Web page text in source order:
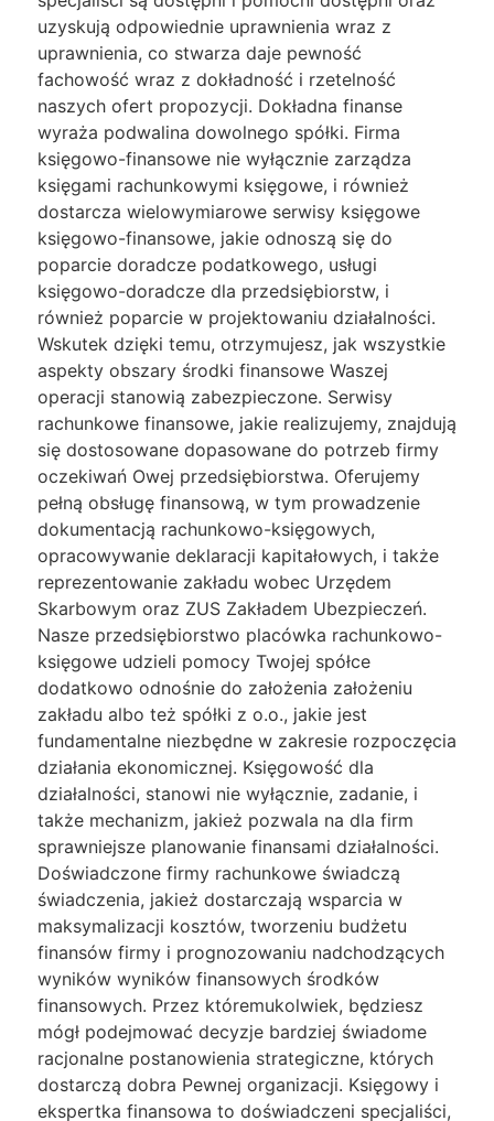
uzyskują odpowiednie uprawnienia wraz z
uprawnienia, co stwarza daje pewność
fachowość wraz z dokładność i rzetelność
naszych ofert propozycji. Dokładna finanse
wyraża podwalina dowolnego spółki. Firma
księgowo-finansowe nie wyłącznie zarządza
księgami rachunkowymi księgowe, i również
dostarcza wielowymiarowe serwisy księgowe
księgowo-finansowe, jakie odnoszą się do
poparcie doradcze podatkowego, usługi
księgowo-doradcze dla przedsiębiorstw, i
również poparcie w projektowaniu działalności.
Wskutek dzięki temu, otrzymujesz, jak wszystkie
aspekty obszary środki finansowe Waszej
operacji stanowią zabezpieczone. Serwisy
rachunkowe finansowe, jakie realizujemy, znajdują
się dostosowane dopasowane do potrzeb firmy
oczekiwań Owej przedsiębiorstwa. Oferujemy
pełną obsługę finansową, w tym prowadzenie
dokumentacją rachunkowo-księgowych,
opracowywanie deklaracji kapitałowych, i także
reprezentowanie zakładu wobec Urzędem
Skarbowym oraz ZUS Zakładem Ubezpieczeń.
Nasze przedsiębiorstwo placówka rachunkowo-
księgowe udzieli pomocy Twojej spółce
dodatkowo odnośnie do założenia założeniu
zakładu albo też spółki z o.o., jakie jest
fundamentalne niezbędne w zakresie rozpoczęcia
działania ekonomicznej. Księgowość dla
działalności, stanowi nie wyłącznie, zadanie, i
także mechanizm, jakież pozwala na dla firm
sprawniejsze planowanie finansami działalności.
Doświadczone firmy rachunkowe świadczą
świadczenia, jakież dostarczają wsparcia w
maksymalizacji kosztów, tworzeniu budżetu
finansów firmy i prognozowaniu nadchodzących
wyników wyników finansowych środków
finansowych. Przez któremukolwiek, będziesz
mógł podejmować decyzje bardziej świadome
racjonalne postanowienia strategiczne, których
dostarczą dobra Pewnej organizacji. Księgowy i
ekspertka finansowa to doświadczeni specjaliści,